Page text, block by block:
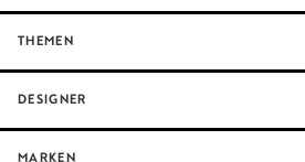
THEMEN
DESIGNER
MARKEN